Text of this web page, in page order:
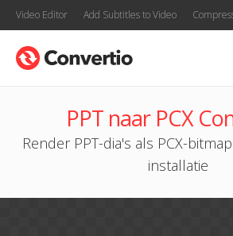
Video Editor Add Subtitles to Video
PPT naar PCX
Render PPT-dia's als PCX-
installatie